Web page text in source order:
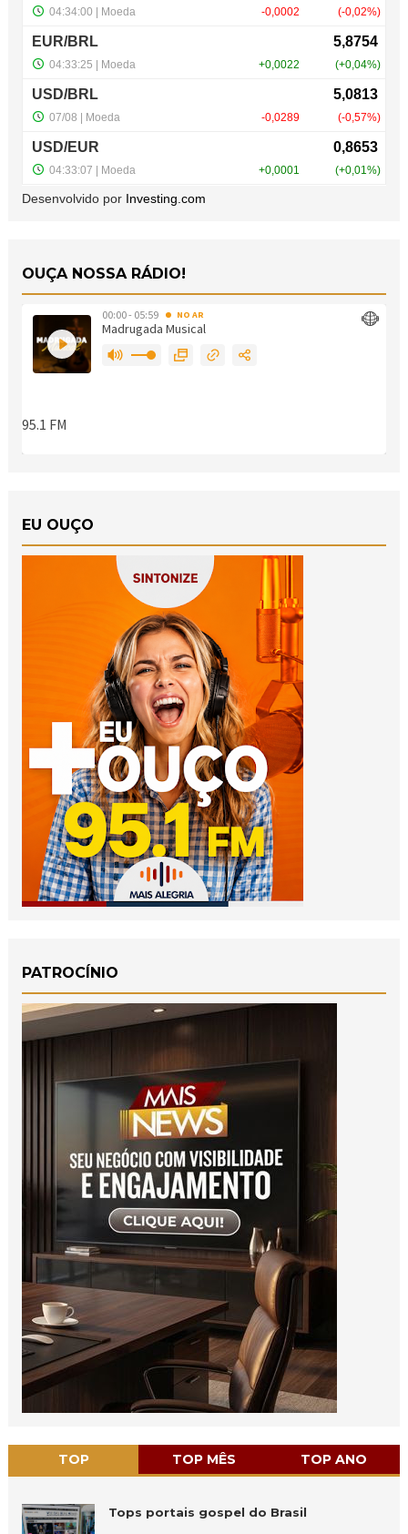
Desenvolvido por Investing.com
OUÇA NOSSA RÁDIO!
EU OUÇO
PATROCÍNIO
TOP TOP MÊS TOP ANO
Tops portais gospel do Brasil